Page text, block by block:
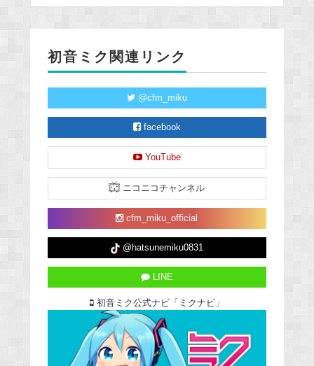
初音ミク関連リンク
@cfm_miku
facebook
YouTube
ニコニコチャンネル
cfm_miku_official
@hatsunemiku0831
LINE
初音ミク公式ナビ「ミクナビ」